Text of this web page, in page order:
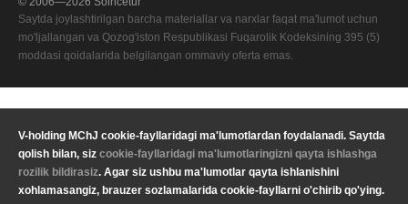
V-holding MChJ cookie-fayllaridagi ma'lumotlardan foydalanadi. Saytda
qolish bilan, siz cookie-fayllaridagi ma'lumotlaringizni qayta ishlashga
rozilik bildirasiz. Agar siz ushbu ma'lumotlar qayta ishlanishini
xohlamasangiz, brauzer sozlamalarida cookie-fayllarni o'chirib qo'ying.
Saytda joylashtirilgan barcha materiallar va narxlar faqat ma'lumot uchun
mo'ljallangan va Qozog'iston Respublikasi Fuqarolik Kodeksining 395 (5)
moddasi qoidalarida belgilangan ommaviy oferta emas.
Sizning mintaqangiz —
Valyuta KZT Qozog'iston tenge
Til O'zbekcha
Sifat xizmati
Maxfiylik
siyosati
Yuridik ma'lumot